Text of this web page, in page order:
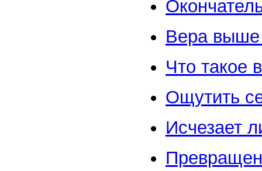
Вера выше
Что такое
Ощутить
Исчезает